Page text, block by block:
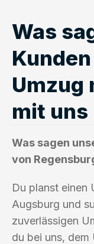
Was
Umzug
mit uns
Was sagen
von
Du planst einen
Augsburg und
zuverlässigen
du bei uns,